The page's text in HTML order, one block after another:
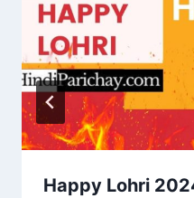
Happy Lohri